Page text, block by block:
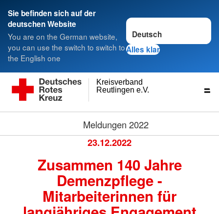
Sie befinden sich auf der
deutschen Website
You are on the German website,
you can use the switch to switch to
the English one
Sprache wechseln zu
Alles klar
Reutlingen e.V.
Kreisverband
Meldungen 2022
23.12.2022
Zusammen 140 Jahre
Demenzpflege -
Mitarbeiterinnen für